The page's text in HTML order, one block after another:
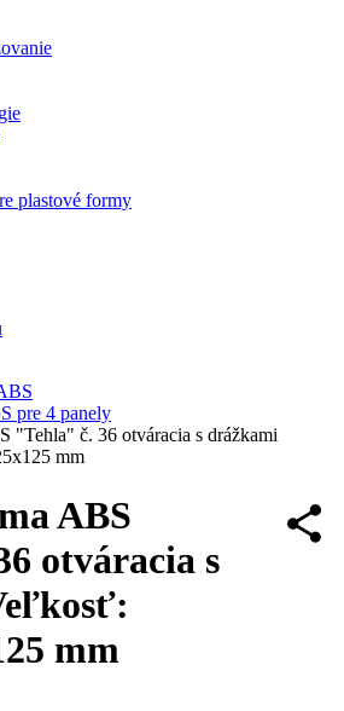
plastové formy
pre 4 panely
"Tehla" č. 36 otváracia s drážkami
mm
ABS
otváracia s
mm